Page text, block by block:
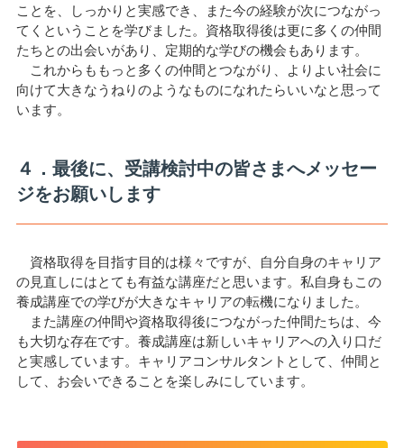
ことを、しっかりと実感でき、また今の経験が次につながっ
てくということを学びました。資格取得後は更に多くの仲間
たちとの出会いがあり、定期的な学びの機会もあります。
これからももっと多くの仲間とつながり、よりよい社会に
向けて大きなうねりのようなものになれたらいいなと思って
います。
４．最後に、受講検討中の皆さまへメッセー
ジをお願いします
資格取得を目指す目的は様々ですが、自分自身のキャリア
の見直しにはとても有益な講座だと思います。私自身もこの
養成講座での学びが大きなキャリアの転機になりました。
また講座の仲間や資格取得後につながった仲間たちは、今
も大切な存在です。養成講座は新しいキャリアへの入り口だ
と実感しています。キャリアコンサルタントとして、仲間と
して、お会いできることを楽しみにしています。